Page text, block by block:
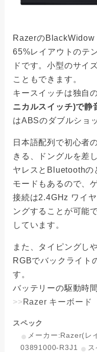
RazerのBlackWidow
65%レイアウトのテ
ドです。小型のサイ
こともできます。
キースイッチは独自
ニカルスイッチ)で静
はABSのダブルショ
日本語配列で初心者
きる、ドングルを差
ヤレスとBluetoothの
モードもあるので、
接続は2.4GHz ワイ
ングすることが可能
しています。
また、タイピングし
RGBでバックライト
す。
バッテリーの駆動時
>>Razer キーボード
スペック
メーカー:Razer(レ
03891000-R3J1